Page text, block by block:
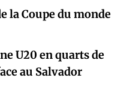
la Coupe du monde
U20 en quarts de
au Salvador